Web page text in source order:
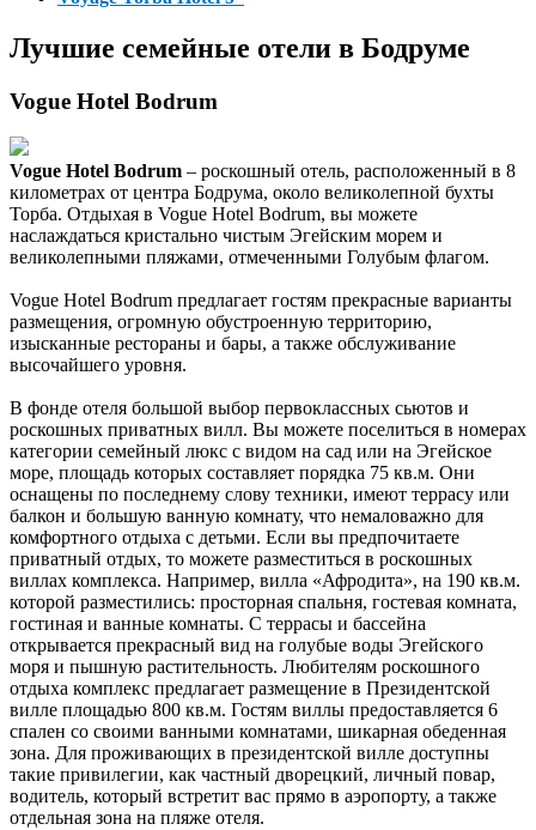
Лучшие семейные отели в Бодруме
Vogue Hotel Bodrum
Vogue Hotel Bodrum – роскошный отель, расположенный в 8
километрах от центра Бодрума, около великолепной бухты
Торба. Отдыхая в Vogue Hotel Bodrum, вы можете
наслаждаться кристально чистым Эгейским морем и
великолепными пляжами, отмеченными Голубым флагом.
Vogue Hotel Bodrum предлагает гостям прекрасные варианты
размещения, огромную обустроенную территорию,
изысканные рестораны и бары, а также обслуживание
высочайшего уровня.
В фонде отеля большой выбор первоклассных сьютов и
роскошных приватных вилл. Вы можете поселиться в номерах
категории семейный люкс с видом на сад или на Эгейское
море, площадь которых составляет порядка 75 кв.м. Они
оснащены по последнему слову техники, имеют террасу или
балкон и большую ванную комнату, что немаловажно для
комфортного отдыха с детьми. Если вы предпочитаете
приватный отдых, то можете разместиться в роскошных
виллах комплекса. Например, вилла «Афродита», на 190 кв.м.
которой разместились: просторная спальня, гостевая комната,
гостиная и ванные комнаты. С террасы и бассейна
открывается прекрасный вид на голубые воды Эгейского
моря и пышную растительность. Любителям роскошного
отдыха комплекс предлагает размещение в Президентской
вилле площадью 800 кв.м. Гостям виллы предоставляется 6
спален со своими ванными комнатами, шикарная обеденная
зона. Для проживающих в президентской вилле доступны
такие привилегии, как частный дворецкий, личный повар,
водитель, который встретит вас прямо в аэропорту, а также
отдельная зона на пляже отеля.